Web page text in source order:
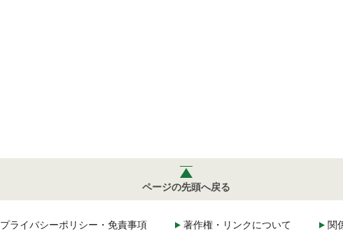
ページの先頭へ戻る
プライバシーポリシー・免責事項 著作権・リンクについて 関